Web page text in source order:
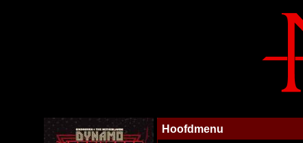
Hoofdmenu